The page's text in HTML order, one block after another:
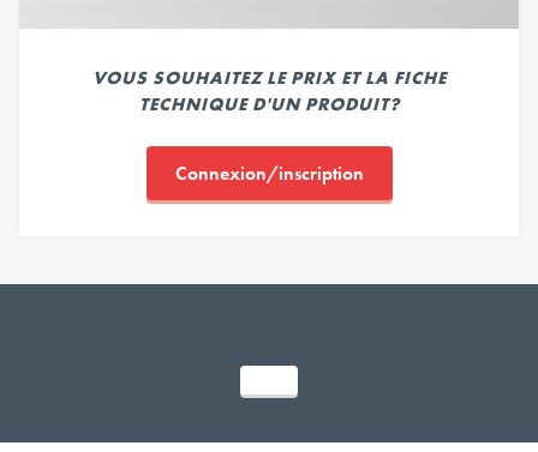
VOUS SOUHAITEZ LE PRIX ET LA FICHE
TECHNIQUE D'UN PRODUIT?
Connexion/inscription